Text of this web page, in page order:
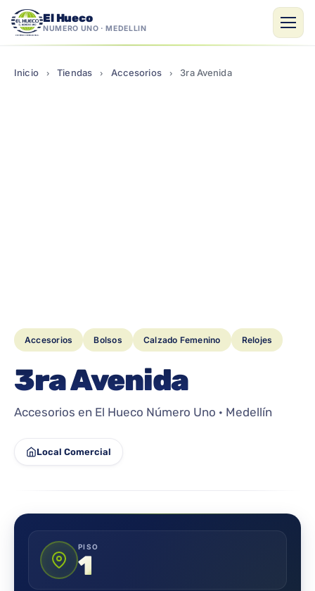
El Hueco
NÚMERO UNO · MEDELLÍN
Inicio › Tiendas › Accesorios › 3ra Avenida
Accesorios Bolsos Calzado Femenino Relojes
3ra Avenida
Accesorios en El Hueco Número Uno · Medellín
Local Comercial
PISO
1